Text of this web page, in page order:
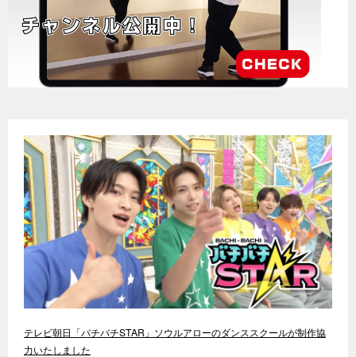
テレビ朝日「バチバチSTAR」ソウルアローのダンススクールが制作協
力いたしました